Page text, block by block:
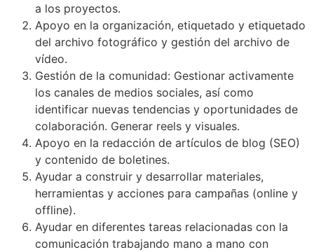
a los proyectos.
Apoyo en la organización, etiquetado y etiquetado
del archivo fotográfico y gestión del archivo de
vídeo.
Gestión de la comunidad: Gestionar activamente
los canales de medios sociales, así como
identificar nuevas tendencias y oportunidades de
colaboración. Generar reels y visuales.
Apoyo en la redacción de artículos de blog (SEO)
y contenido de boletines.
Ayudar a construir y desarrollar materiales,
herramientas y acciones para campañas (online y
offline).
Ayudar en diferentes tareas relacionadas con la
comunicación trabajando mano a mano con